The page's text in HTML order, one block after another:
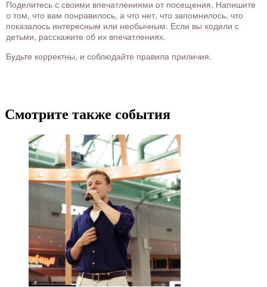
Поделитесь с своими впечатлениями от посещения. Напишите
о том, что вам понравилось, а что нет, что запомнилось, что
показалось интересным или необычным. Если вы ходили с
детьми, расскажите об их впечатлениях.
Будьте корректны, и соблюдайте правила приличия.
Смотрите также события